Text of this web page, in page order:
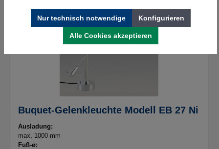
Buquet-Gelenkleuchte Modell EB 27 Ni
Ausladung:
max. 1000 mm
Fuß-ø:
Nur technisch notwendige Konfigurieren
Alle Cookies akzeptieren